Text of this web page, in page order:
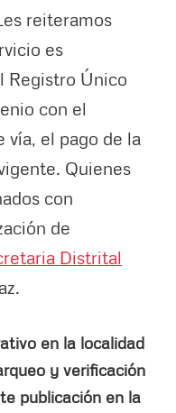
reiteramos
es
Registro Único
con el
el pago de la
Quienes
con
de
Distrital
en la localidad
y verificación
publicación en la